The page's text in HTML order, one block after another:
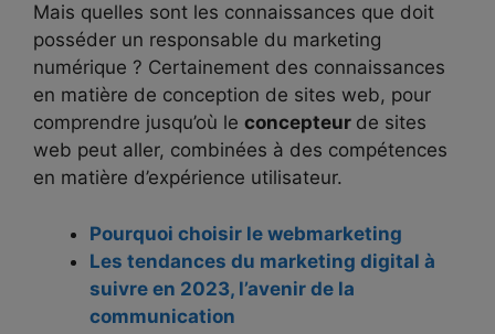
Mais quelles sont les connaissances que doit
posséder un responsable du marketing
numérique ? Certainement des connaissances
en matière de conception de sites web, pour
comprendre jusqu’où le concepteur de sites
web peut aller, combinées à des compétences
en matière d’expérience utilisateur.
Pourquoi choisir le webmarketing
Les tendances du marketing digital à
suivre en 2023, l’avenir de la
communication